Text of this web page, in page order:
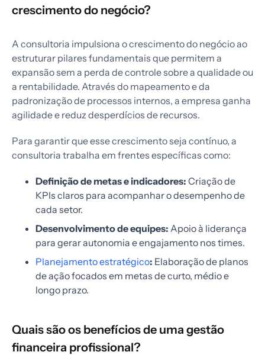
crescimento do negócio?
A consultoria impulsiona o crescimento do negócio ao
estruturar pilares fundamentais que permitem a
expansão sem a perda de controle sobre a qualidade ou
a rentabilidade. Através do mapeamento e da
padronização de processos internos, a empresa ganha
agilidade e reduz desperdícios de recursos.
Para garantir que esse crescimento seja contínuo, a
consultoria trabalha em frentes específicas como:
Definição de metas e indicadores: Criação de
KPIs claros para acompanhar o desempenho de
cada setor.
Desenvolvimento de equipes: Apoio à liderança
para gerar autonomia e engajamento nos times.
Planejamento estratégico: Elaboração de planos
de ação focados em metas de curto, médio e
longo prazo.
Quais são os benefícios de uma gestão
financeira profissional?